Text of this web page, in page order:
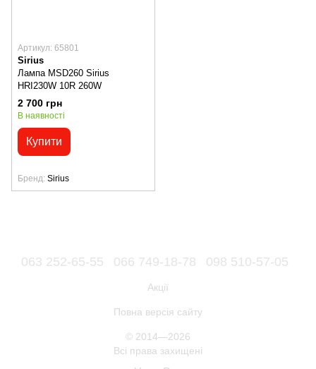
Артикул: 65801
Sirius
Лампа MSD260 Sirius
HRI230W 10R 260W
2 700 грн
В наявності
Купити
Бренд Sirius
063 252-65-55 066 749-18-78 098 510-57-05
Акції
Повна версія сайту
© 2014—2026
Всі права захищені